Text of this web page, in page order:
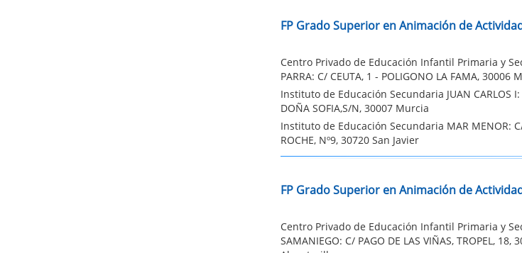
FP Grado Superior en Animación de
Centro Privado de Educación Infantil Primaria y
PARRA: C/ CEUTA, 1 - POLIGONO LA FAMA, 30006
Instituto de Educación Secundaria JUAN CARLOS I:
DOÑA SOFIA,S/N, 30007 Murcia
Instituto de Educación Secundaria MAR MENOR:
ROCHE, Nº9, 30720 San Javier
FP Grado Superior en Animación de
Centro Privado de Educación Infantil Primaria y
SAMANIEGO: C/ PAGO DE LAS VIÑAS, TROPEL, 18,